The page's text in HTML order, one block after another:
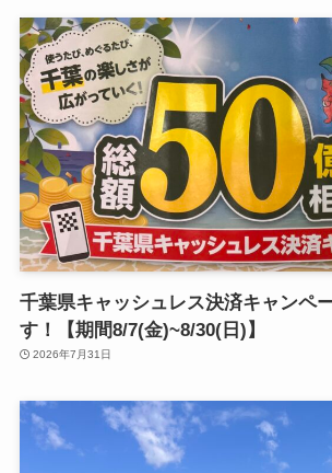
千葉県キャッシュレス決済キャンペ
す！【期間8/7(金)~8/30(日)】
2026年7月31日